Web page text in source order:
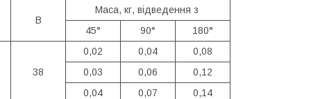
B
Маса, кг, відведення з
45°
90° 180°
38
0,02 0,04
0,08
0,03 0,06
0,12
0,04 0,07 0,14